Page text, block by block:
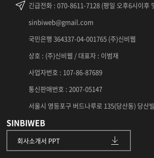
긴급전화 : 070-8611-7128 (평일 오후6시이후
sinbiweb@gmail.com
국민은행 364337-04-001765 (주)신비웹
상호 : (주)신비웹 / 대표자 : 이범재
사업자번호 : 107-86-87689
통신판매번호 : 2007-05147
서울시 영등포구 버드나루로 135(당산동) 당산
SINBIWEB
회사소개서 PPT